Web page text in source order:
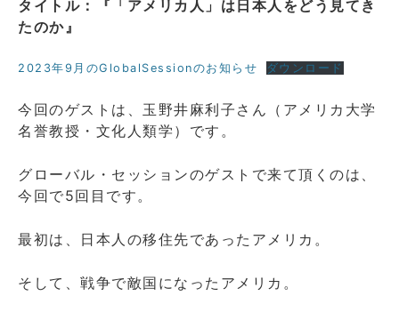
タイトル：『「アメリカ人」は日本人をどう見てき
たのか』
2023年9月のGlobalSessionのお知らせ ダウンロード
今回のゲストは、玉野井麻利子さん（アメリカ大学
名誉教授・文化人類学）です。
グローバル・セッションのゲストで来て頂くのは、
今回で5回目です。
最初は、日本人の移住先であったアメリカ。
そして、戦争で敵国になったアメリカ。